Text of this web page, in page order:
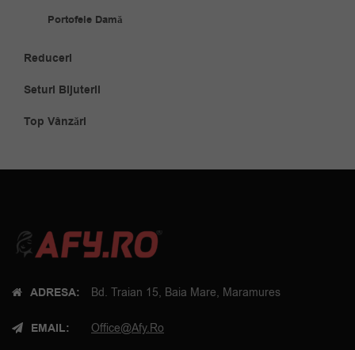
Portofele Damă
Reduceri
Seturi Bijuterii
Top Vânzări
ADRESA: Bd. Traian 15, Baia Mare, Maramures
EMAIL: Office@afy.ro